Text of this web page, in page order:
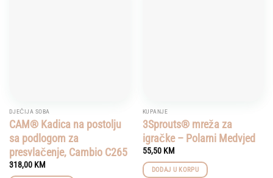
DJEČIJA SOBA
CAM® Kadica na postolju
sa podlogom za
presvlačenje, Cambio C265
318,00 KM
KUPANJE
3Sprouts® mreža za
igračke – Polarni Medvjed
55,50 KM
DODAJ U KORPU